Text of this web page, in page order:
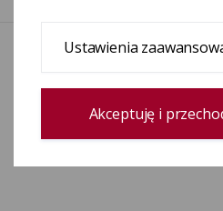
Wyjaśnienia,
Konkurs
Ustawienia
Akceptuję i